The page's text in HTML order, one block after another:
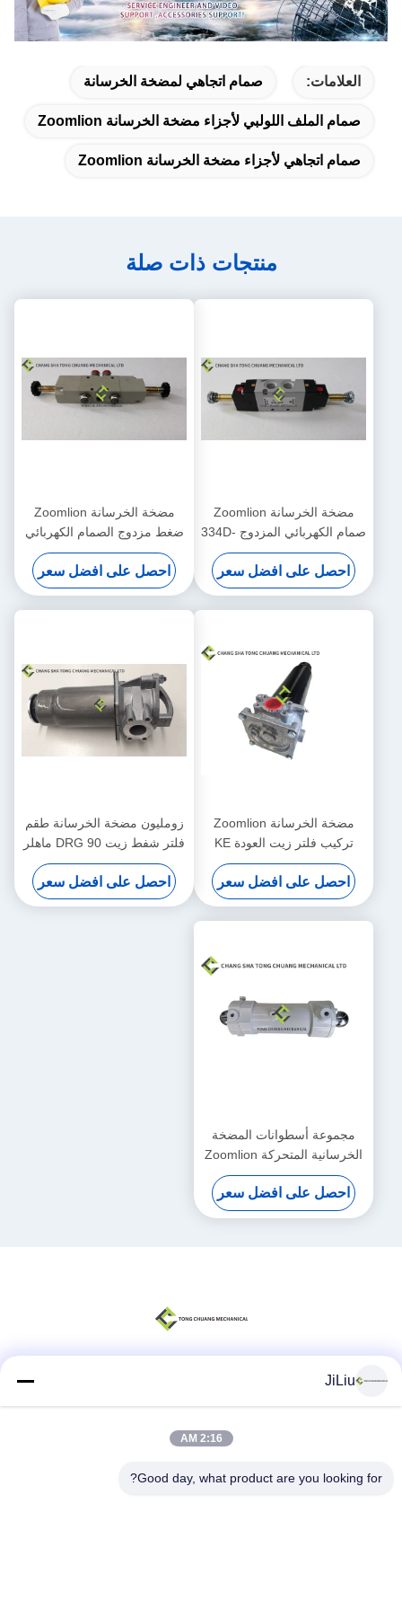
العلامات: صمام اتجاهي لمضخة الخرسانة
صمام الملف اللولبي لأجزاء مضخة الخرسانة Zoomlion
صمام اتجاهي لأجزاء مضخة الخرسانة Zoomlion
منتجات ذات صلة
مضخة الخرسانة Zoomlion
صمام الكهربائي المزدوج 334D-
015-02 1010302328
احصل على افضل سعر
مضخة الخرسانة Zoomlion
ضغط مزدوج الصمام الكهربائي
احصل على افضل سعر
مضخة الخرسانة Zoomlion
تركيب فلتر زيت العودة KE
2884+KE 2883 1010600428
احصل على افضل سعر
زومليون مضخة الخرسانة طقم
فلتر شفط زيت DRG 90 ماهلر
الأصلي 1010600452
احصل على افضل سعر
مجموعة أسطوانات المضخة
الخرسانية المتحركة Zoomlion
(يسار) F9000 (مقعد السائق
الأمامي)
000190201A0200000
احصل على افضل سعر
اتصال سريع
JiLiu
2:16 AM
Good day, what product are you looking for?